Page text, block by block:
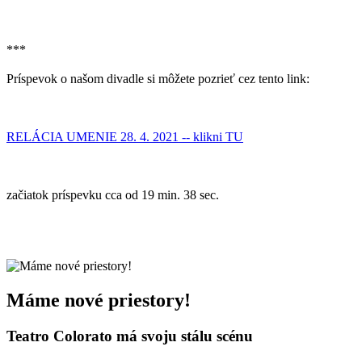
***
Príspevok o našom divadle si môžete pozrieť cez tento link:
RELÁCIA UMENIE 28. 4. 2021 -- klikni TU
začiatok príspevku cca od 19 min. 38 sec.
Máme nové priestory!
Teatro Colorato má svoju stálu scénu